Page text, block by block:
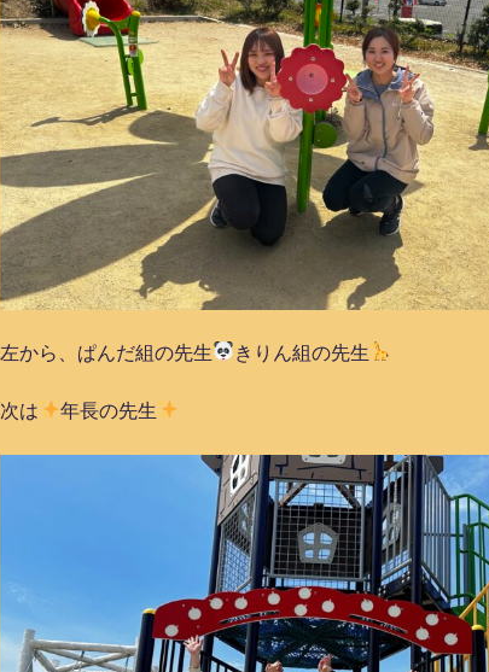
左から、ぱんだ組の先生 きりん組の先生
次は 年長の先生